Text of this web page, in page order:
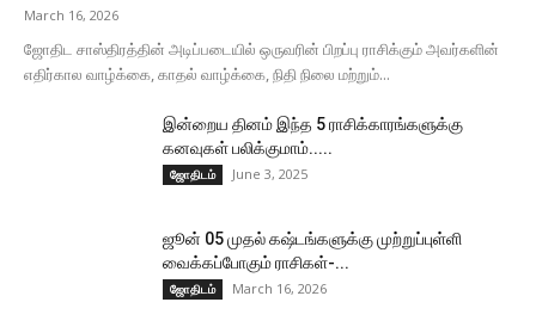
March 16, 2026
ஜோதிட சாஸ்திரத்தின் அடிப்படையில் ஒருவரின் பிறப்பு ராசிக்கும் அவர்களின்
எதிர்கால வாழ்க்கை, காதல் வாழ்க்கை, நிதி நிலை மற்றும்...
இன்றைய தினம் இந்த 5 ராசிக்காரங்களுக்கு
கனவுகள் பலிக்குமாம்.....
ஜோதிடம் June 3, 2025
ஜூன் 05 முதல் கஷ்டங்களுக்கு முற்றுப்புள்ளி
வைக்கப்போகும் ராசிகள்-...
ஜோதிடம் March 16, 2026